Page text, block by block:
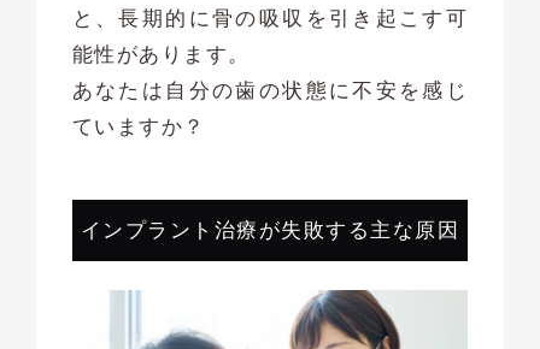
と、長期的に骨の吸収を引き起こす可
能性があります。
あなたは自分の歯の状態に不安を感じ
ていますか？
インプラント治療が失敗する主な原因